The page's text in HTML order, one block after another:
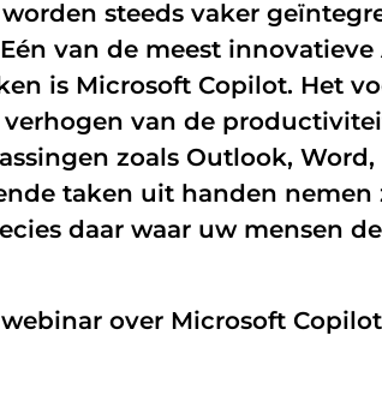
& internet
steeds vaker
van de meest
is Microsoft Copilot. Het
van de
zoals Outlook,
taken uit handen
daar waar uw mensen
over Microsoft